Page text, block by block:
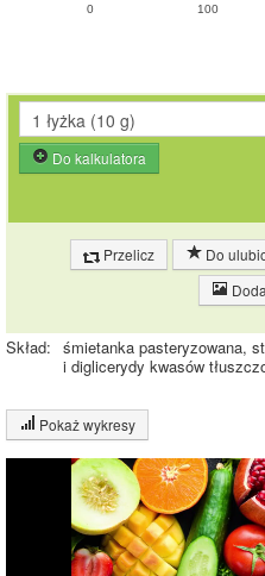
0 100
Do kalkulatora
Przelicz Do
Skład: śmietanka pasteryzowana,
i diglicerydy kwasów
Pokaż wykresy
Wykres składu produktu
30%